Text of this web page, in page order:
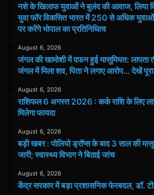
नशे के खिलाफ युवाओं ने बुलंद की आवाज, लिया
युवा फॉर विकसित भारत में 250 से अधिक युवाओं
पर करेंगे भोपाल का प्रतिनिधित्व
August 6, 2026
जंगल की खामोशी में दफन हुई मासूमियत: लापता
जंगल में मिला शव, पिता ने लगाए आरोप… देखें पूरा
August 6, 2026
राशिफल 6 अगस्त 2026 : कर्क राशि के लिए
मिलेगा फायदा
August 6, 2026
बड़ी खबर : पोलियो ड्रॉप्स के बाद 3 साल की
जारी; स्वास्थ्य विभाग ने बिठाई जांच
August 6, 2026
केंद्र सरकार में बड़ा प्रशासनिक फेरबदल, डॉ.